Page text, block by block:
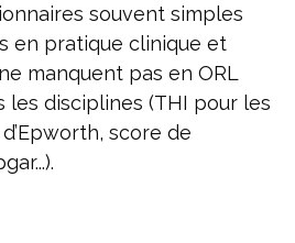
souvent simples
en pratique clinique et
manquent pas en ORL
les disciplines (THI pour les
score de